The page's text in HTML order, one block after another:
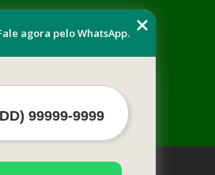
agora pelo WhatsApp.